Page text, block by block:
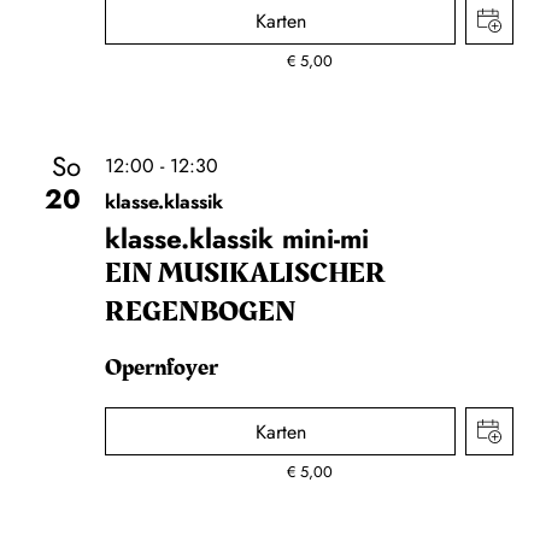
Karten
€ 5,00
So
20
12:00 - 12:30
klasse.klassik
klasse.klassik mini-mi
EIN MUSIKALISCHER
REGENBOGEN
Opernfoyer
Karten
€ 5,00